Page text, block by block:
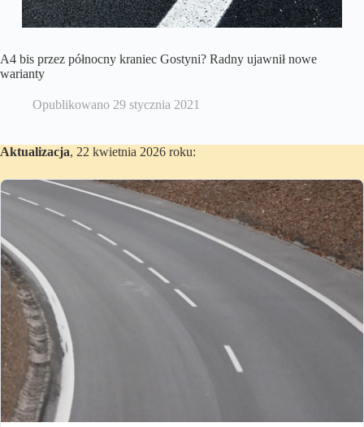
A4 bis przez północny kraniec Gostyni? Radny ujawnił nowe
warianty
Opublikowano 29 stycznia 2021
Aktualizacja, 22 kwietnia 2026 roku: